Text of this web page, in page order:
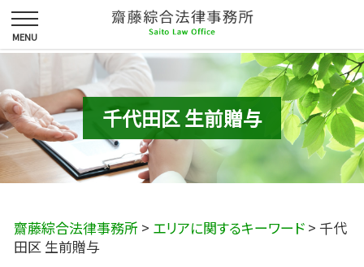
千代田区 生前贈与
齋藤綜合法律事務所 > エリアに関するキーワード > 千代
田区 生前贈与